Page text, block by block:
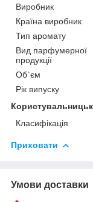
Виробник
Країна виробник
Тип аромату
Вид парфумерної
продукції
Об`єм
Рік випуску
Класифікація
Приховати
Умови доставки